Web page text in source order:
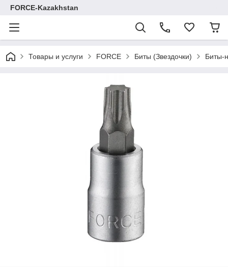
FORCE-Kazakhstan
Товары и услуги FORCE Биты (Звездочки) Биты-